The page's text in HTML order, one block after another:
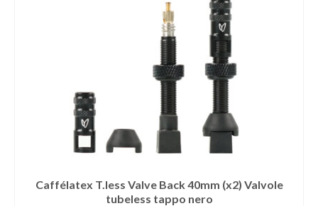
Caffélatex T.less Valve Back 40mm (x2) Valvole
tubeless tappo nero